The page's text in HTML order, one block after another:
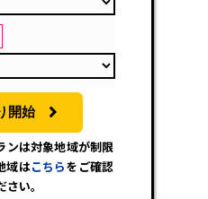
開始
は対象地域が制限
域はこちらをご確認
さい。